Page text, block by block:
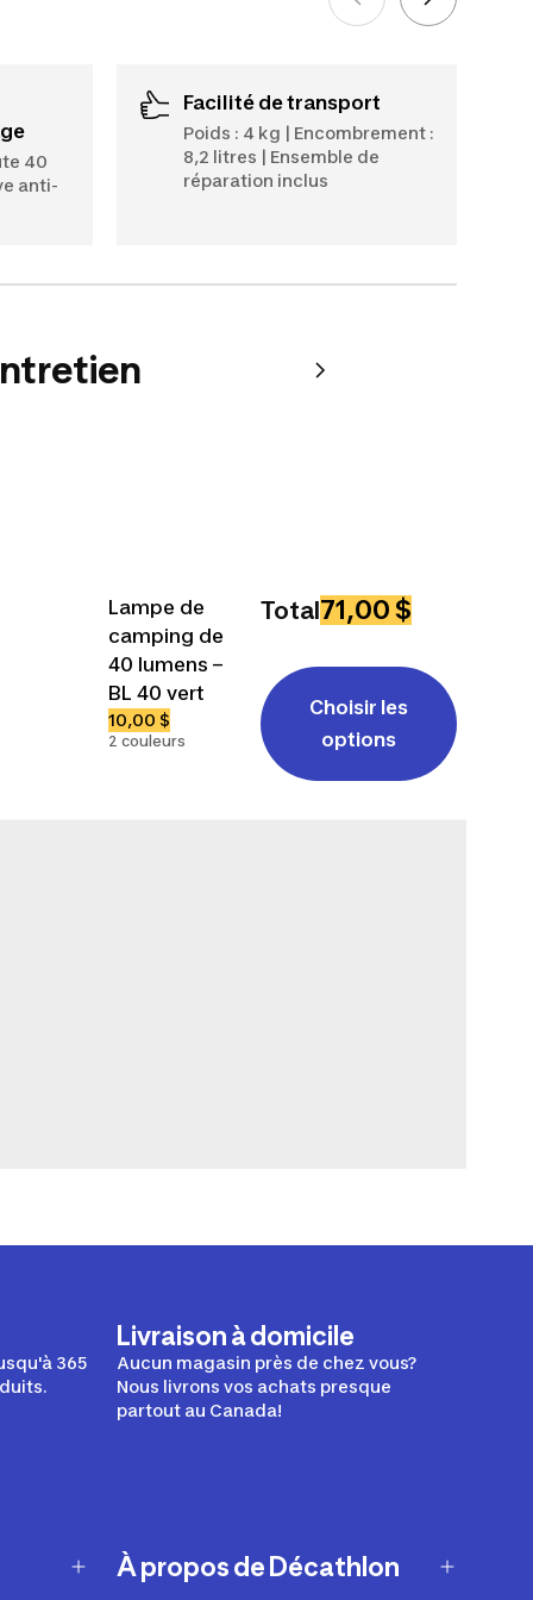
40
anti-
Facilité de transport
Poids : 4 kg | Encombrement :
8,2 litres | Ensemble de
réparation inclus
Lampe de
camping de
40 lumens –
BL 40 vert
10,00 $
2 couleurs
Total71,00 $
Choisir les
options
365
Livraison à domicile
Aucun magasin près de chez vous?
Nous livrons vos achats presque
partout au Canada!
À propos de Décathlon